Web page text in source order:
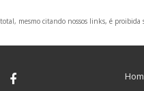
mesmo citando nossos links, é